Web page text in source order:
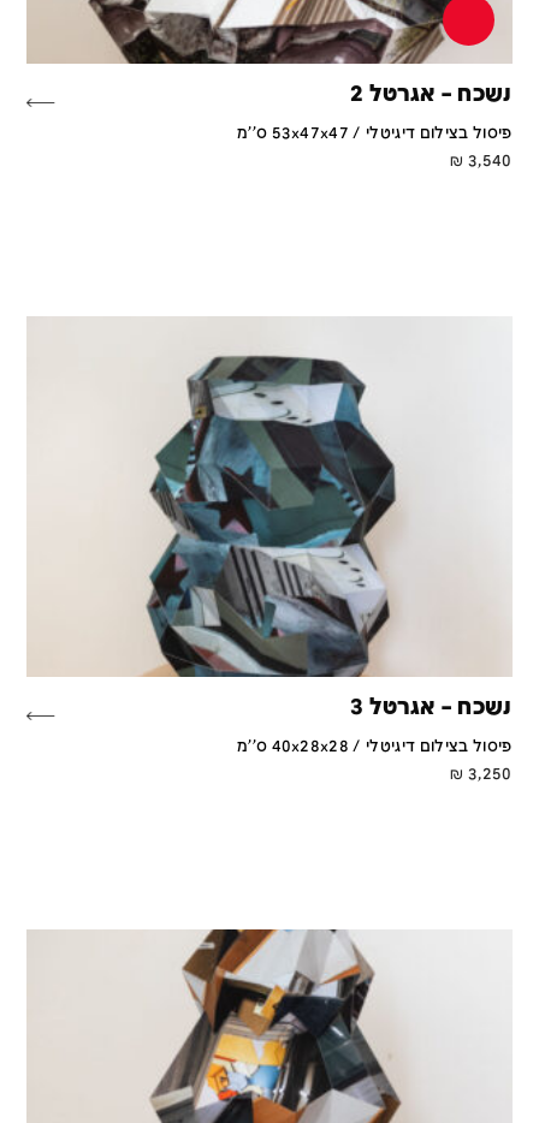
נשכח – אגרטל 2
פיסול בצילום דיגיטלי / 53x47x47 ס''מ
3,540
₪
נשכח – אגרטל 3
פיסול בצילום דיגיטלי / 40x28x28 ס''מ
3,250
₪